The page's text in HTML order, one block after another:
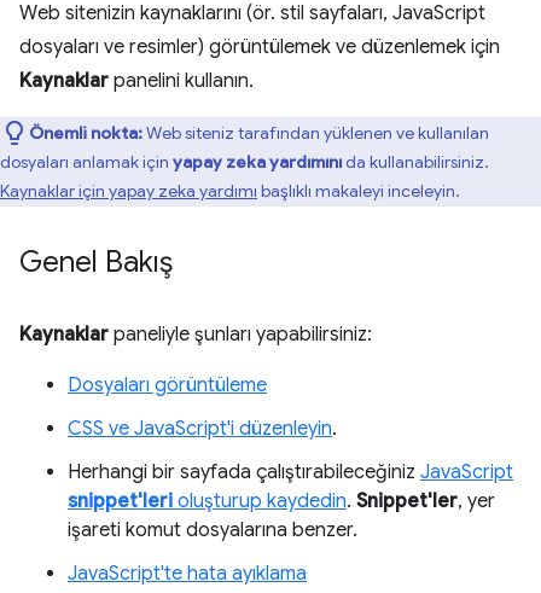
Web sitenizin kaynaklarını (ör. stil sayfaları, JavaScript
dosyaları ve resimler) görüntülemek ve düzenlemek için
Kaynaklar panelini kullanın.
Önemli nokta:Web siteniz tarafından yüklenen ve kullanılan
dosyaları anlamak için yapay zeka yardımınıda kullanabilirsiniz.
Kaynaklar için yapay zeka yardımı başlıklı makaleyi inceleyin.
Genel Bakış
Kaynaklar paneliyle şunları yapabilirsiniz:
Dosyaları görüntüleme
CSS ve JavaScript'i düzenleyin.
Herhangi bir sayfada çalıştırabileceğiniz JavaScript
snippet'leri oluşturup kaydedin. Snippet'ler, yer
işareti komut dosyalarına benzer.
JavaScript'te hata ayıklama